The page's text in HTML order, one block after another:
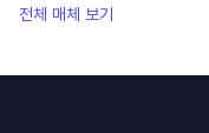
전체 매체 보기